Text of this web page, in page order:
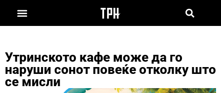
Утринското кафе може да го
наруши сонот повеќе отколку што
се мисли